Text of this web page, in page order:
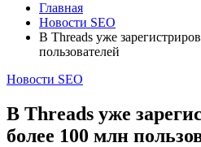
Главная
Новости SEO
В Threads уже
пользователей
Новости SEO
В Threads уже
более 100 млн